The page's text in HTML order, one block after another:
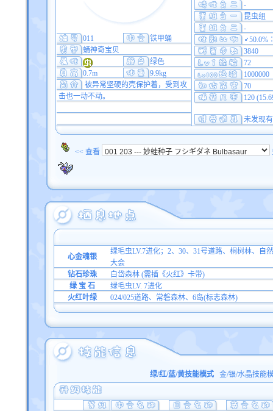
-
昆虫组
-
3840
72
1000000
70
120
未发现
011
铁甲蛹
蛹神奇宝贝
绿色
0.7m
9.9kg
被异常坚硬的壳保护着，受到攻
击也一动不动。
<< 查看
心金魂银
绿毛虫LV.7进化；2、30、31号道路、桐树林、
大会
钻石珍珠
白岱森林 (需插《火红》卡带)
绿 宝 石
绿毛虫LV. 7进化
火红叶绿
024/025道路、常磐森林、6岛(标志森林)
绿/红/蓝/黄技能模式 金/银/水晶技能